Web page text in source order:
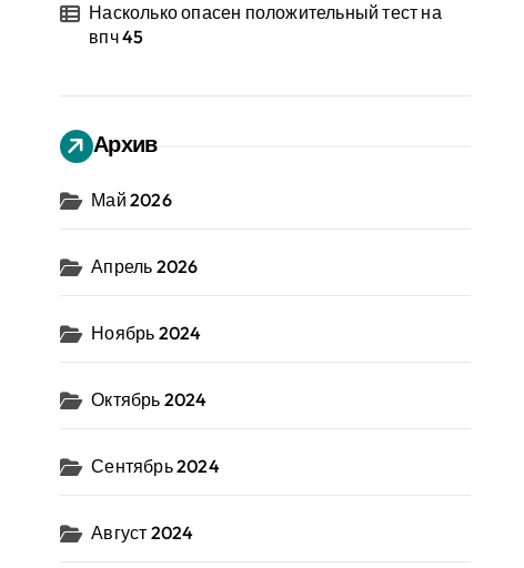
Насколько опасен положительный тест на
впч 45
Архив
Май 2026
Апрель 2026
Ноябрь 2024
Октябрь 2024
Сентябрь 2024
Август 2024